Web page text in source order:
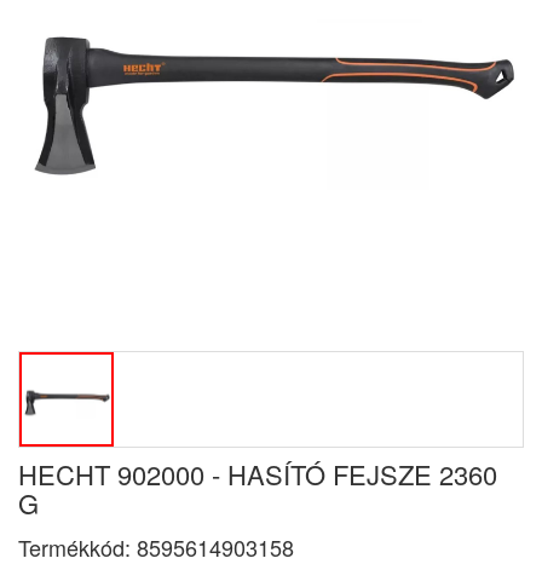
HECHT 902000 - HASÍTÓ FEJSZE 2360
G
Termékkód: 8595614903158